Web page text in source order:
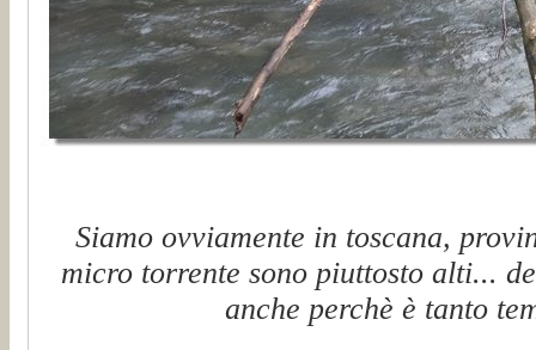
Siamo ovviamente in toscana,
micro torrente sono piuttosto alti...
anche perchè è tanto